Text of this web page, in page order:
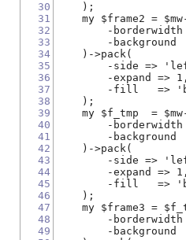
30
31
32
33
34
35
36
37
38
39
40
41
42
43
44
45
46
47
48
49
    );
my $frame2 =
-borderwidth
-background
    )->pack(
-side =>
-expand =>
-fill   =>
    );
my $f_tmp  =
-borderwidth
-background
    )->pack(
-side =>
-expand =>
-fill   =>
    );
my $frame3 =
-borderwidth
-background